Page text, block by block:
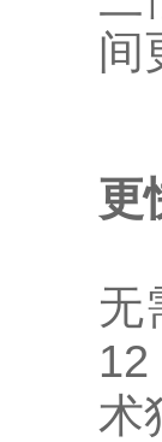
间
更
无
术